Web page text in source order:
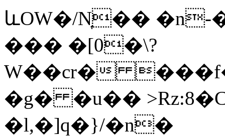
ևOW�/N͎��
��� �[0�\?
W��cr�
�g� �u��
�l,�]q�}/�n�